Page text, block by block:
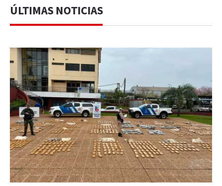
ÚLTIMAS NOTICIAS